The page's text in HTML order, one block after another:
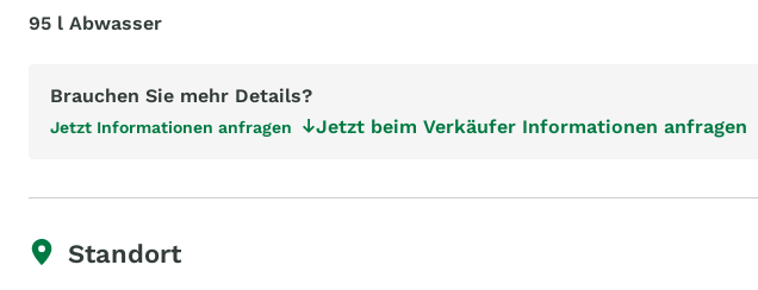
95 l Abwasser
Brauchen Sie mehr Details?
Jetzt Informationen anfragen Jetzt beim Verkäufer Informationen anfragen
Standort